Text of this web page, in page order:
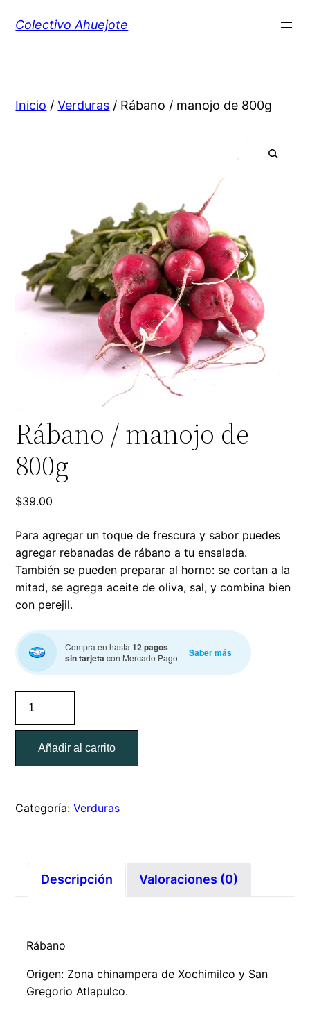
Colectivo Ahuejote
Inicio /Verduras / Rábano / manojo de 800g
Rábano / manojo de
800g
$39.00
Para agregar un toque de frescura y sabor puedes
agregar rebanadas de rábano a tu ensalada.
También se pueden preparar al horno: se cortan a la
mitad, se agrega aceite de oliva, sal, y combina bien
con perejil.
Compra en hasta 12 pagos
sin tarjetacon Mercado Pago Saber más
manojo
800g
Añadir al carrito
Categoría:Verduras
Descripción Valoraciones (0)
Rábano
Origen: Zona chinampera de Xochimilco y San
Gregorio Atlapulco.